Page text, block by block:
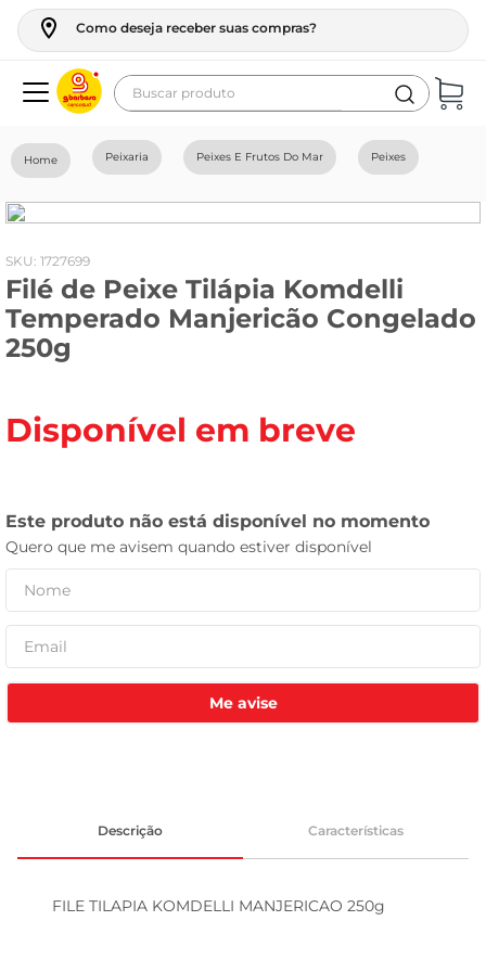
Como deseja receber suas compras?
Buscar produto
Peixaria Peixes E Frutos Do Mar Peixes
: 1727699
Filé de Peixe Tilápia Komdelli
Temperado Manjericão Congelado
250g
Disponível em breve
Me avise
Descrição Características
FILE TILAPIA KOMDELLI MANJERICAO 250g
geladeira
fogao
café
cerveja
frango
vinho
celular